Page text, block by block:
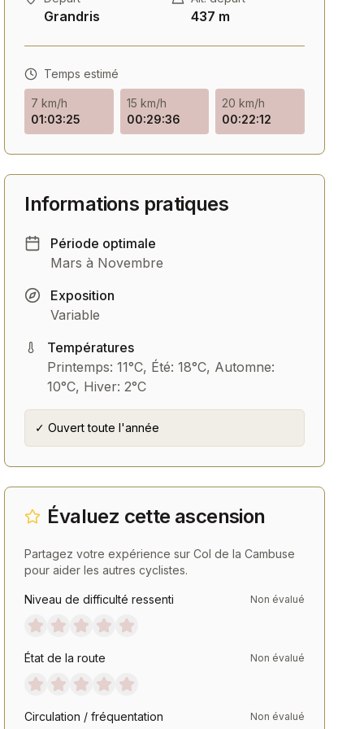
Ultegra Di2 12V
Voir
Shimano 105 12V
Continental GP 5000 700
Pédales SHIMANO
PD-R8000
Grandris 437 m
Temps estimé
7 km/h
01:03:25
15 km/h
00:29:36
20 km/h
00:22:12
Informations pratiques
Période optimale
Mars à Novembre
Exposition
Variable
Températures
Printemps: 11°C, Été: 18°C, Automne:
10°C, Hiver: 2°C
✓ Ouvert toute l'année
Évaluez cette ascension
Partagez votre expérience surCol de la Cambuse
pour aider les autres cyclistes.
Niveau de difficulté ressenti Non évalué
État de la route Non évalué
Circulation / fréquentation Non évalué